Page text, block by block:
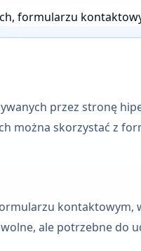
formularzu
przez stronę
można skorzystać z
kontaktowym,
ale potrzebne do